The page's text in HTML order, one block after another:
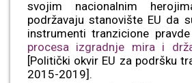
svojim nacionalnim
podržavaju stanovište EU da
instrumenti tranzicione
procesa izgradnje mira i
[Politički okvir EU za podršku
2015-2019].